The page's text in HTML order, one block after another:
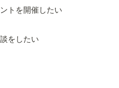
トを開催したい
をしたい